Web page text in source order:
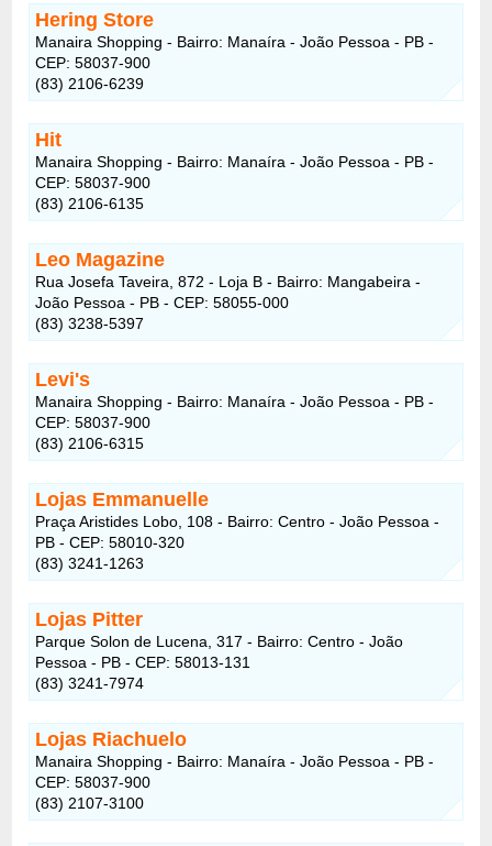
Hering Store
Manaira Shopping - Bairro: Manaíra - João Pessoa - PB -
CEP: 58037-900
(83) 2106-6239
Hit
Manaira Shopping - Bairro: Manaíra - João Pessoa - PB -
CEP: 58037-900
(83) 2106-6135
Leo Magazine
Rua Josefa Taveira, 872 - Loja B - Bairro: Mangabeira -
João Pessoa - PB - CEP: 58055-000
(83) 3238-5397
Levi's
Manaira Shopping - Bairro: Manaíra - João Pessoa - PB -
CEP: 58037-900
(83) 2106-6315
Lojas Emmanuelle
Praça Aristides Lobo, 108 - Bairro: Centro - João Pessoa -
PB - CEP: 58010-320
(83) 3241-1263
Lojas Pitter
Parque Solon de Lucena, 317 - Bairro: Centro - João
Pessoa - PB - CEP: 58013-131
(83) 3241-7974
Lojas Riachuelo
Manaira Shopping - Bairro: Manaíra - João Pessoa - PB -
CEP: 58037-900
(83) 2107-3100